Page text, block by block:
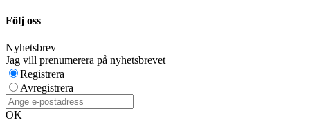
Följ oss
Nyhetsbrev
Jag vill prenumerera på nyhetsbrevet
Registrera
Avregistrera
OK